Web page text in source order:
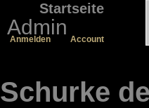
Startseite
Admin
Anmelden Account
Schurke